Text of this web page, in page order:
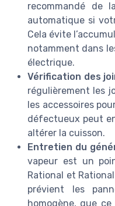
recommandé de
automatique si
Cela évite
notamment dans
électrique.
Vérification des
régulièrement les
les accessoires
défectueux peut
altérer la cuisson.
Entretien du
vapeur est un
Rational et
prévient les
homogène, que